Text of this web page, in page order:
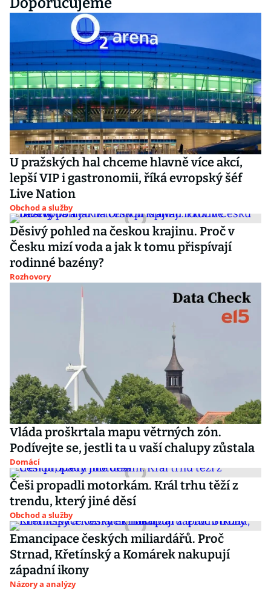
U pražských hal chceme hlavně více akcí,
lepší VIP i gastronomii, říká evropský šéf
Live Nation
Obchod a služby
Děsivý pohled na českou krajinu. Proč v
Česku mizí voda a jak k tomu přispívají
rodinné bazény?
Rozhovory
Vláda proškrtala mapu větrných zón.
Podívejte se, jestli ta u vaší chalupy zůstala
Domácí
Češi propadli motorkám. Král trhu těží z
trendu, který jiné děsí
Obchod a služby
Emancipace českých miliardářů. Proč
Strnad, Křetínský a Komárek nakupují
západní ikony
Názory a analýzy